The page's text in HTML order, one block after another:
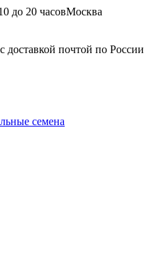
до 20 часовМосква
доставкой почтой по России